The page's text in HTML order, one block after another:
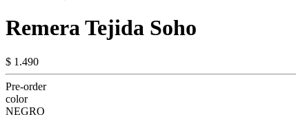
Remera Tejida Soho
$ 1.490
Pre-order
color
NEGRO